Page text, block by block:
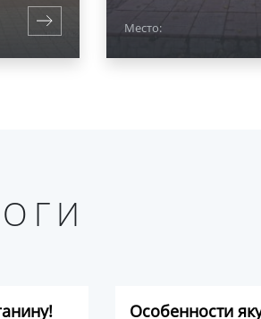
Место:
Особенности